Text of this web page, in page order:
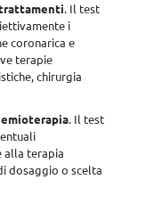
. Il test
i
coronarica e
terapie
chirurgia
. Il test
alla terapia
dosaggio o scelta